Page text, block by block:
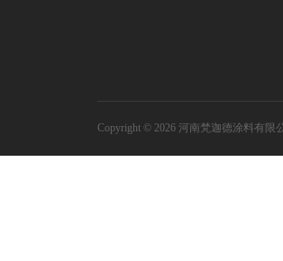
Copyright © 2026 河南梵迦德涂料有限